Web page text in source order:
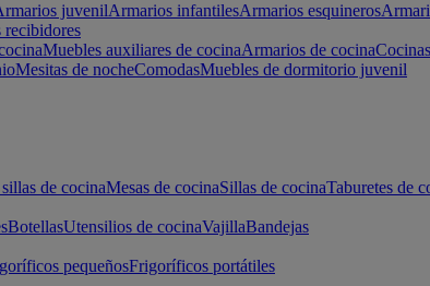
juvenilArmarios infantilesArmarios esquineros
recibidores
Muebles auxiliares de cocinaArmarios de cocina
Mesitas de nocheComodasMuebles de dormitorio juvenil
de cocinaMesas de cocinaSillas de cocinaTaburetes de
BotellasUtensilios de cocinaVajillaBandejas
pequeñosFrigoríficos portátiles